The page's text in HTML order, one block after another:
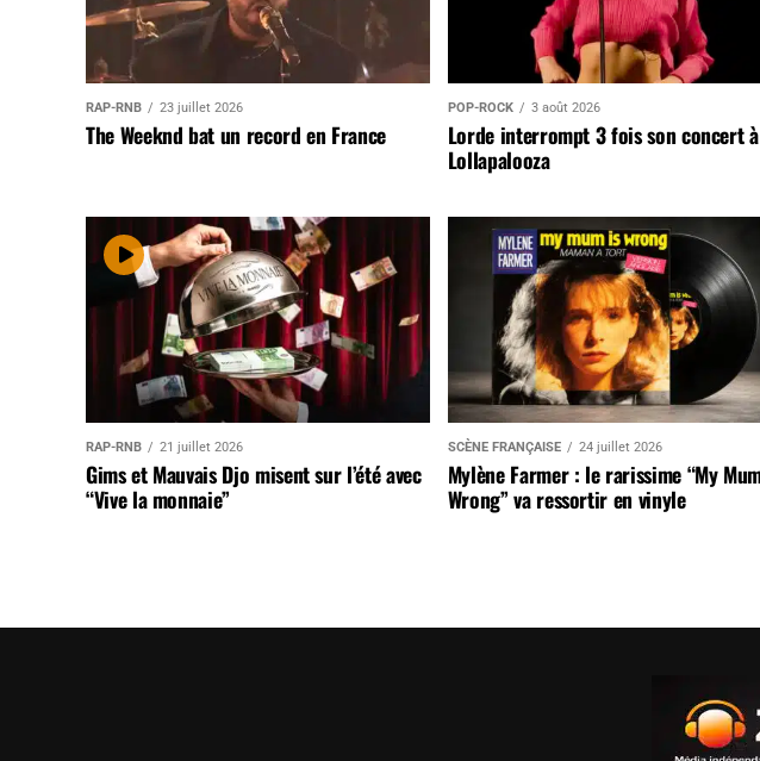
RAP-RNB 23 juillet 2026
The Weeknd bat un record en France
POP-ROCK 3 août 2026
Lorde interrompt 3 fois son concert à
Lollapalooza
RAP-RNB 21 juillet 2026
Gims et Mauvais Djo misent sur l’été avec
“Vive la monnaie”
SCÈNE FRANÇAISE 24 juillet 2026
Mylène Farmer : le rarissime “My
Wrong” va ressortir en vinyle